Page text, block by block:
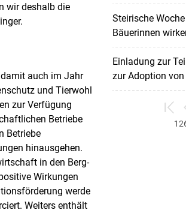
wir deshalb die
auch im Jahr
und Tierwohl
zur Verfügung
Betriebe
Betriebe
hinausgehen.
in den Berg-
Wirkungen
werde
Weiters enthält
Steirische
Bäuerinnen
Einladung zur
zur Adoption
zum